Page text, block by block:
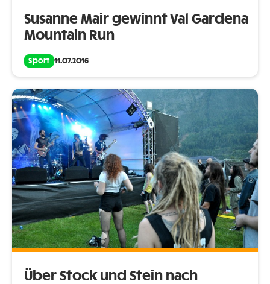
Susanne Mair gewinnt Val Gardena
Mountain Run
Sport 11.07.2016
Über Stock und Stein nach